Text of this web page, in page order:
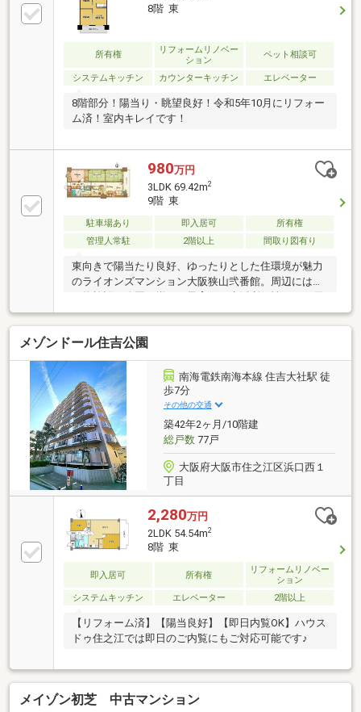
8階 東
所有権
リフォームリノベー
ション
ペット相談可
システムキッチン カウンターキッチン エレベーター
8階部分！陽当り・眺望良好！令和5年10月にリフォー
ム済！室内キレイです！
980万円
3LDK 69.42m2
9階 東
駐車場あり 即入居可
所有権
管理人常駐
2階以上 間取り図有り
東向きで陽当たり良好、ゆったりとした住環境が魅力
のライオンズマンション大阪狭山弐番館。周辺には買
れた立地です。管理体制も良好で、安心して永く暮ら
せる住まい。静かな環境で快適な新生活をお求めの方
におすすめの一邸です。
メゾンドール住吉公園
南海電鉄南海本線 住吉大社駅 徒
歩7分
その他の交通
築42年2ヶ月/10階建
総戸数77戸
大阪府大阪市住之江区浜口西１
丁目
2,280万円
2LDK 54.54m2
8階 東
即入居可 所有権
リフォームリノベー
ション
システムキッチン
エレベーター 2階以上
【リフォーム済】【陽当良好】【即日内覧OK】ハウス
ドゥ住之江では即日のご内覧にもご対応可能です♪
メイゾン初芝 中古マンション